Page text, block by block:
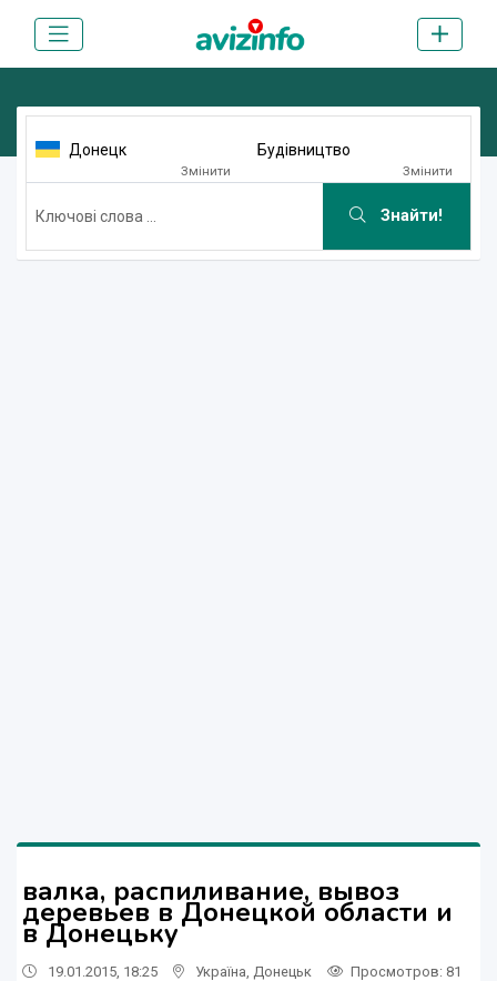
Донецк
Змінити
Будівництво
Змінити
Знайти!
валка, распиливание, вывоз
деревьев в Донецкой области и
в Донецьку
19.01.2015, 18:25 Україна Донецьк Просмотров: 81